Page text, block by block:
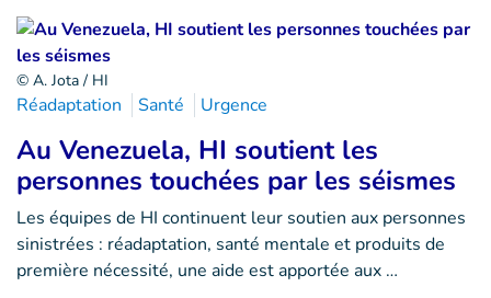
© A. Jota / HI
Réadaptation Santé Urgence
Au Venezuela, HI soutient les
personnes touchées par les séismes
Les équipes de HI continuent leur soutien aux personnes
sinistrées : réadaptation, santé mentale et produits de
première nécessité, une aide est apportée aux …